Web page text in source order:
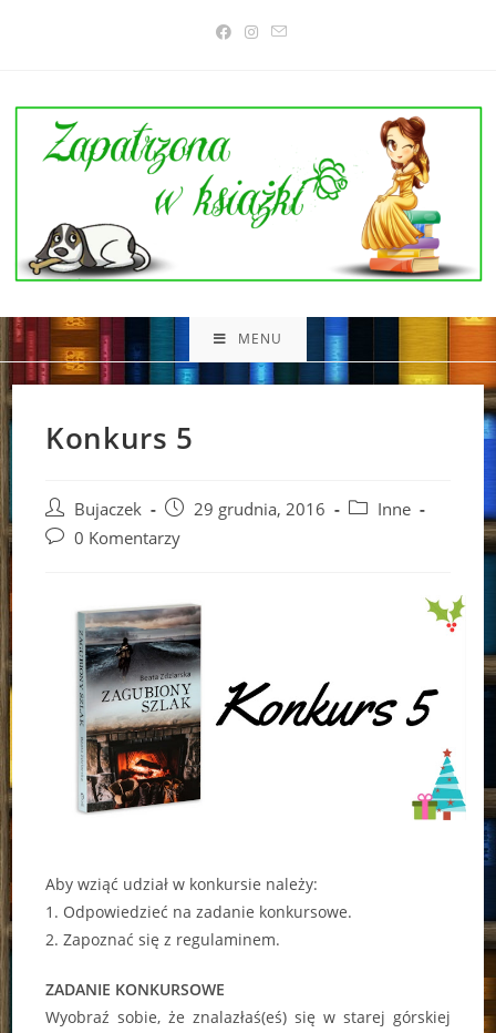
MENU
Konkurs 5
Post
author:
Bujaczek
Post
published:
29 grudnia, 2016
PostInne
Post0 Komentarzy
Aby wziąć udział w konkursie należy:
1. Odpowiedzieć na zadanie konkursowe.
2. Zapoznać się z regulaminem.
ZADANIE KONKURSOWE
Wyobraź sobie, że znalazłaś(eś) się w starej górskiej